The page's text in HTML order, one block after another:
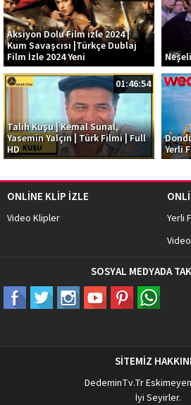
Aksiyon Dolu Film izle 2024 |
Kum Savaşcısı |Türkçe Dublaj
Film İzle 2024 Yeni
01:46:54
Talih Kuşu | Kemal Sunal,
Yasemin Yalçın | Türk Filmi | Full
HD
Yerli
ONLİNE KLİP İZLE
Video Klipler
Yerli
SOSYAL MEDYADA
SİTEMİZ
DedeminTv.Tr
İyi Seyirler.